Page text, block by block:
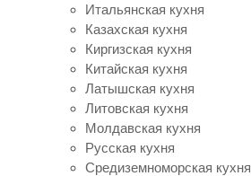
Итальянская кухня
Казахская кухня
Киргизская кухня
Китайская кухня
Латышская кухня
Литовская кухня
Молдавская кухня
Русская кухня
Средиземноморская кухня